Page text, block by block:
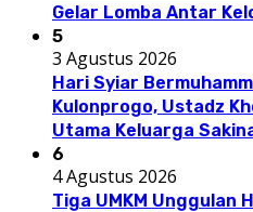
Gelar Lomba Antar
5
3 Agustus 2026
Hari Syiar
Kulonprogo, Ustadz
Utama Keluarga
6
4 Agustus 2026
Tiga UMKM Unggulan